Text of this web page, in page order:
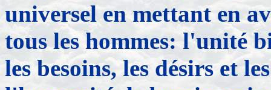
universel en mettant en
tous les hommes: l'unité
les besoins, les désirs et